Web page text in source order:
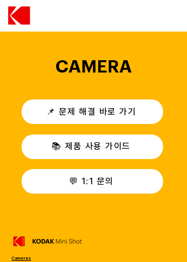
CAMERA
📌 문제 해결 바로 가기
📚 제품 사용 가이드
💬 1:1 문의
Cameras